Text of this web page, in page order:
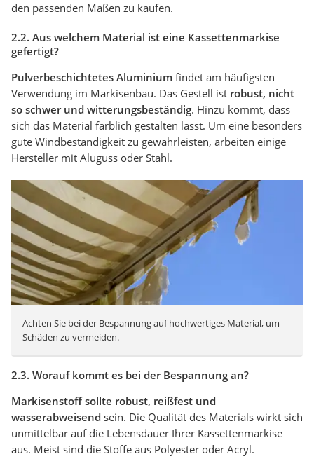
den passenden Maßen zu kaufen.
2.2. Aus welchem Material ist eine Kassettenmarkise
gefertigt?
Pulverbeschichtetes Aluminium findet am häufigsten
Verwendung im Markisenbau. Das Gestell ist robust, nicht
so schwer und witterungsbeständig. Hinzu kommt, dass
sich das Material farblich gestalten lässt. Um eine besonders
gute Windbeständigkeit zu gewährleisten, arbeiten einige
Hersteller mit Aluguss oder Stahl.
Achten Sie bei der Bespannung auf hochwertiges Material, um
Schäden zu vermeiden.
2.3. Worauf kommt es bei der Bespannung an?
Markisenstoff sollte robust, reißfest und
wasserabweisend sein. Die Qualität des Materials wirkt sich
unmittelbar auf die Lebensdauer Ihrer Kassettenmarkise
aus. Meist sind die Stoffe aus Polyester oder Acryl.